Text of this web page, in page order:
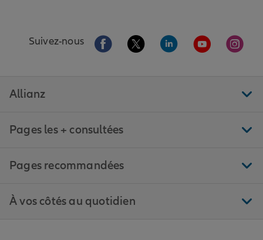
Suivez-nous Aller sur la page Facebook de Allianz
Aller sur la page Twitter de
Aller sur la page
Aller sur la
Aller
Allianz
Pages les + consultées
Pages recommandées
À vos côtés au quotidien